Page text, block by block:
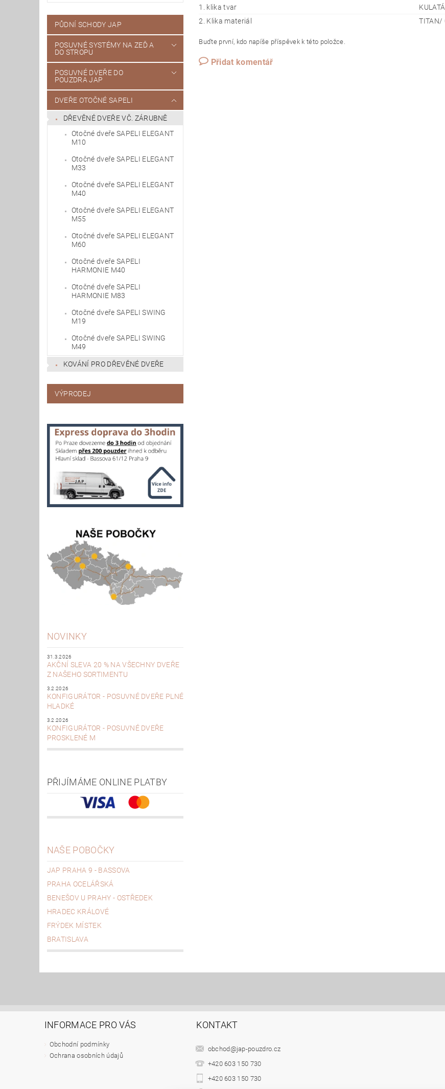
PŮDNÍ SCHODY JAP
POSUVNÉ SYSTÉMY NA ZEĎ A
DO STROPU
POSUVNÉ DVEŘE DO
POUZDRA JAP
DVEŘE OTOČNÉ SAPELI
DŘEVĚNÉ DVEŘE VČ. ZÁRUBNĚ
Otočné dveře SAPELI ELEGANT
M10
Otočné dveře SAPELI ELEGANT
M33
Otočné dveře SAPELI ELEGANT
M40
Otočné dveře SAPELI ELEGANT
M55
Otočné dveře SAPELI ELEGANT
M60
Otočné dveře SAPELI
HARMONIE M40
Otočné dveře SAPELI
HARMONIE M83
Otočné dveře SAPELI SWING
M19
Otočné dveře SAPELI SWING
M49
KOVÁNÍ PRO DŘEVĚNÉ DVEŘE
VÝPRODEJ
NOVINKY
31.3.2026
AKČNÍ SLEVA 20 % NA VŠECHNY DVEŘE
Z NAŠEHO SORTIMENTU
3.2.2026
KONFIGURÁTOR - POSUVNÉ DVEŘE PLNÉ
HLADKÉ
3.2.2026
KONFIGURÁTOR - POSUVNÉ DVEŘE
PROSKLENÉ M
PŘIJÍMÁME ONLINE PLATBY
NAŠE POBOČKY
JAP PRAHA 9 - BASSOVA
PRAHA OCELÁŘSKÁ
BENEŠOV U PRAHY - OSTŘEDEK
HRADEC KRÁLOVÉ
FRÝDEK MÍSTEK
BRATISLAVA
1. klika tvar
KULATÁ
2. Klika materiál
TITAN/
Buďte první, kdo napíše příspěvek k této položce.
Přidat komentář
INFORMACE PRO VÁS
Obchodní podmínky
Ochrana osobních údajů
KONTAKT
obchod@jap-pouzdro.cz
+420 603 150 730
+420 603 150 730